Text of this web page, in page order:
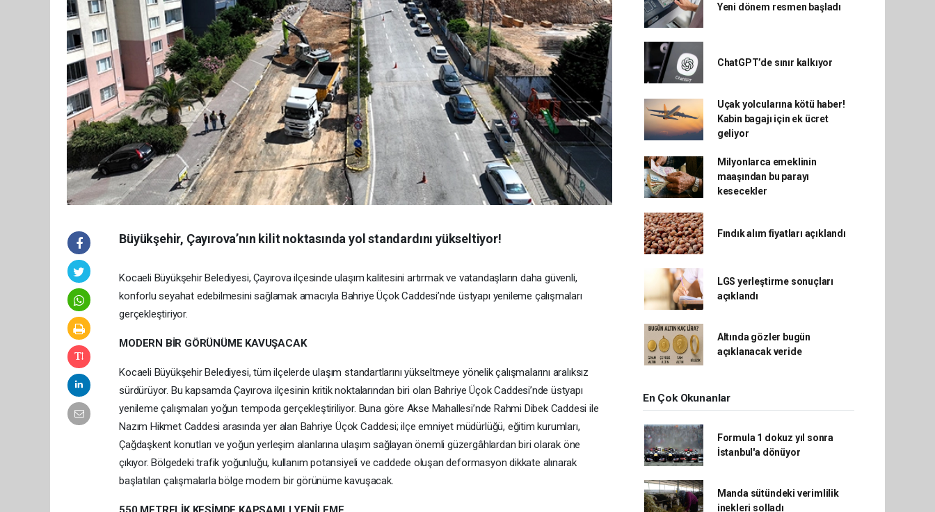
Büyükşehir, Çayırova’nın kilit noktasında yol standardını yükseltiyor!
Kocaeli Büyükşehir Belediyesi, Çayırova ilçesinde ulaşım kalitesini artırmak ve vatandaşların daha güvenli,
konforlu seyahat edebilmesini sağlamak amacıyla Bahriye Üçok Caddesi’nde üstyapı yenileme çalışmaları
gerçekleştiriyor.
MODERN BİR GÖRÜNÜME KAVUŞACAK
Kocaeli Büyükşehir Belediyesi, tüm ilçelerde ulaşım standartlarını yükseltmeye yönelik çalışmalarını aralıksız
sürdürüyor. Bu kapsamda Çayırova ilçesinin kritik noktalarından biri olan Bahriye Üçok Caddesi’nde üstyapı
yenileme çalışmaları yoğun tempoda gerçekleştiriliyor. Buna göre Akse Mahallesi’nde Rahmi Dibek Caddesi ile
Nazım Hikmet Caddesi arasında yer alan Bahriye Üçok Caddesi; ilçe emniyet müdürlüğü, eğitim kurumları,
Çağdaşkent konutları ve yoğun yerleşim alanlarına ulaşım sağlayan önemli güzergâhlardan biri olarak öne
çıkıyor. Bölgedeki trafik yoğunluğu, kullanım potansiyeli ve caddede oluşan deformasyon dikkate alınarak
başlatılan çalışmalarla bölge modern bir görünüme kavuşacak.
Yeni dönem resmen başladı
ChatGPT’de sınır kalkıyor
Uçak yolcularına kötü haber!
Kabin bagajı için ek ücret
geliyor
Milyonlarca emeklinin
maaşından bu parayı
kesecekler
Fındık alım fiyatları açıklandı
LGS yerleştirme sonuçları
açıklandı
Altında gözler bugün
açıklanacak veride
En Çok Okunanlar
Formula 1 dokuz yıl sonra
İstanbul'a dönüyor
Manda sütündeki verimlilik
inekleri solladı